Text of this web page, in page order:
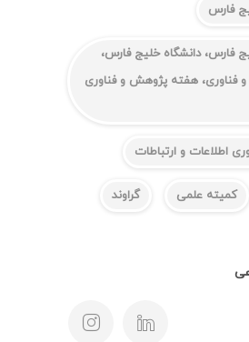
فارس
فارس، دانشگاه خلیج فارس،
هفته پژوهش و فناوری
اطلاعات و ارتباطات
کمیته علمی گراوند